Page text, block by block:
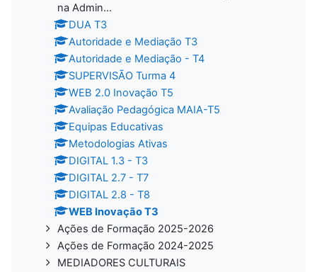
na Admin...
DUA T3
Autoridade e Mediação T3
Autoridade e Mediação - T4
SUPERVISÃO Turma 4
WEB 2.0 Inovação T5
Avaliação Pedagógica MAIA-T5
Equipas Educativas
Metodologias Ativas
DIGITAL 1.3 - T3
DIGITAL 2.7 - T7
DIGITAL 2.8 - T8
WEB Inovação T3
Ações de Formação 2025-2026
Ações de Formação 2024-2025
MEDIADORES CULTURAIS